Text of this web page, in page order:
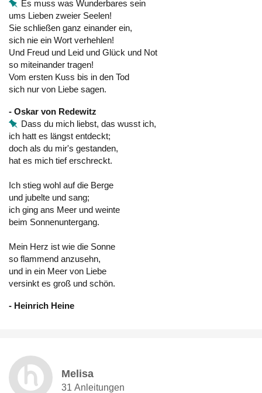
Es muss was Wunderbares sein
ums Lieben zweier Seelen!
Sie schließen ganz einander ein,
sich nie ein Wort verhehlen!
Und Freud und Leid und Glück und Not
so miteinander tragen!
Vom ersten Kuss bis in den Tod
sich nur von Liebe sagen.
- Oskar von Redewitz
Dass du mich liebst, das wusst ich,
ich hatt es längst entdeckt;
doch als du mir's gestanden,
hat es mich tief erschreckt.
Ich stieg wohl auf die Berge
und jubelte und sang;
ich ging ans Meer und weinte
beim Sonnenuntergang.
Mein Herz ist wie die Sonne
so flammend anzusehn,
und in ein Meer von Liebe
versinkt es groß und schön.
- Heinrich Heine
Melisa
31 Anleitungen